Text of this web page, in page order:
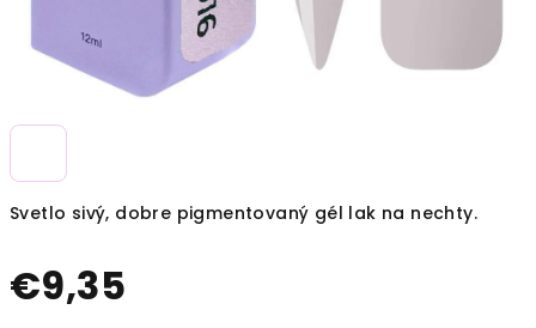
Svetlo sivý, dobre pigmentovaný gél lak na nechty.
€9,35